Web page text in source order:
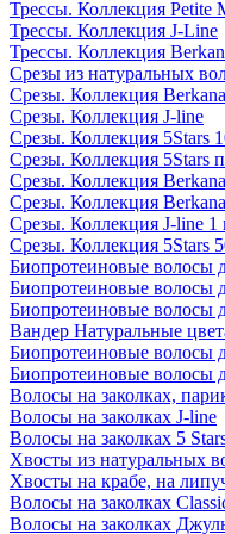
Трессы. Коллекция Petite
Трессы. Коллекция J-Line
Трессы. Коллекция
Срезы из натуральных
Срезы. Коллекция Berkana
Срезы. Коллекция J-line
Срезы. Коллекция 5Stars
Срезы. Коллекция 5Stars
Срезы. Коллекция
Срезы. Коллекция
Срезы. Коллекция J-line 1
Срезы. Коллекция 5Stars
Биопротеиновые волосы
Биопротеиновые волосы
Биопротеиновые волосы
Вандер Натуральные
Биопротеиновые волосы
Биопротеиновые волосы
Волосы на заколках,
Волосы на заколках J-line
Волосы на заколках 5
Хвосты из натуральных
Хвосты на крабе, на
Волосы на заколках
Волосы на заколках